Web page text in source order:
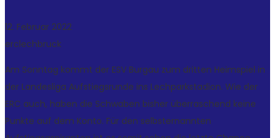
12. Februar 2022
erclechbruck
Am Sonntag kommt der ESV Burgau zum dritten Heimspiel in
der Landesliga Aufstiegsrunde ins Lechparkstadion. Wie der
ERC auch, haben die Schwaben bisher überraschend keine
Punkte auf dem Konto. Für den selbsternannten